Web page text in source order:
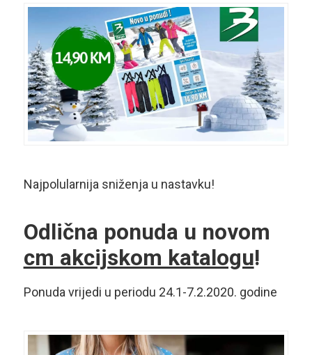
Najpolularnija sniženja u nastavku!
Odlična ponuda u novom
cm akcijskom katalogu!
Ponuda vrijedi u periodu 24.1-7.2.2020. godine